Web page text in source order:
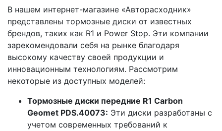
В нашем интернет-магазине «Авторасходник»
представлены тормозные диски от известных
брендов, таких как R1 и Power Stop. Эти компании
зарекомендовали себя на рынке благодаря
высокому качеству своей продукции и
инновационным технологиям. Рассмотрим
некоторые из доступных моделей:
Тормозные диски передние R1 Carbon
Geomet PDS.40073: Эти диски разработаны с
учетом современных требований к